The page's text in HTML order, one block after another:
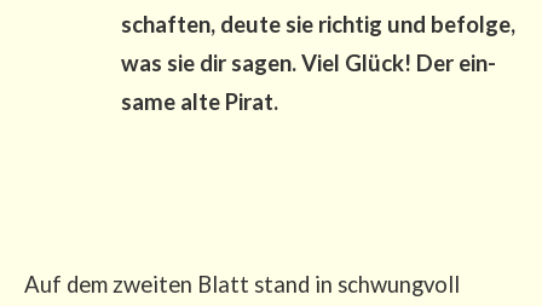
schaf­ten, deu­te sie rich­tig und befol­ge,
was sie dir sagen. Viel Glück! Der ein­
sa­me alte Pirat.
Auf dem zwei­ten Blatt stand in schwung­voll